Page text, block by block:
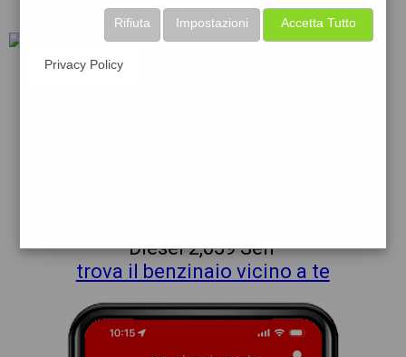
shell esso
api
Diesel 2,059 Self
trova il benzinaio vicino a te
Accetta Tutto
Impostazioni
Rifiuta
Privacy Policy